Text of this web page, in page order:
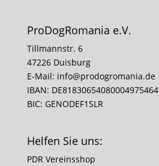
ProDogRomania e.V.
Tillmannstr. 6
47226 Duisburg
E-Mail: info@prodogromania.de
IBAN: DE81830654080004975464
BIC: GENODEF1SLR
Helfen Sie uns:
PDR Vereinsshop